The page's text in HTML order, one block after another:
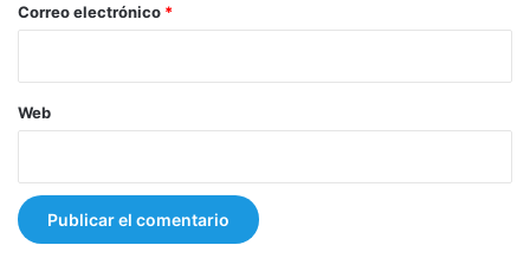
*
Correo electrónico *
Web